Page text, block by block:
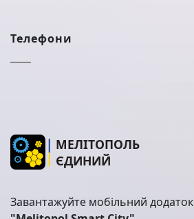
Телефони
МЕЛІТОПОЛЬ
ЄДИНИЙ
Завантажуйте мобільний додаток